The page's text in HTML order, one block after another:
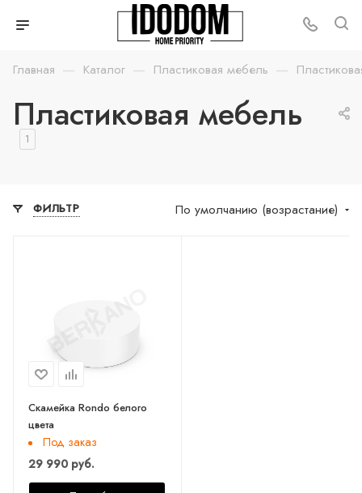
Главная — Каталог — Пластиковая мебель —
Пластиковая мебель
1
ФИЛЬТР По умолчанию (возрастание)
Скамейка Rondo белого
цвета
Под заказ
29 990 руб.